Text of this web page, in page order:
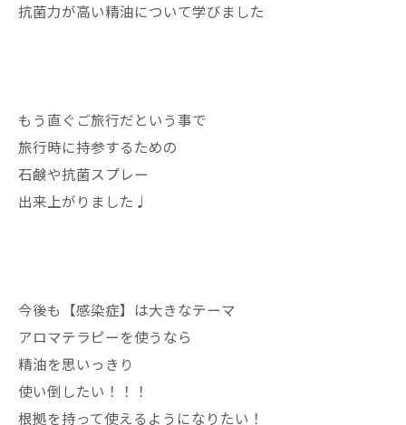
抗菌力が高い精油について学びました
もう直ぐご旅行だという事で
旅行時に持参するための
石鹸や抗菌スプレー
出来上がりました♩
今後も【感染症】は大きなテーマ
アロマテラピーを使うなら
精油を思いっきり
使い倒したい！！！
根拠を持って使えるようになりたい！